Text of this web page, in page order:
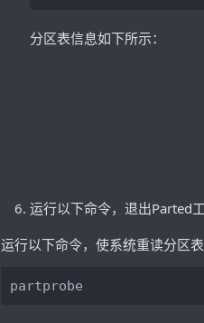
分区表信息如下所示：
运行以下命令，退出Parted
运行以下命令，使系统重读分区表
partprobe